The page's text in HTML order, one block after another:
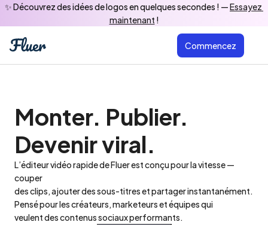
✨ Découvrez des idées de logos en quelques secondes ! — Essayez
maintenant !
Commencez
Monter. Publier.
Devenir viral.
L’éditeur vidéo rapide de Fluer est conçu pour la vitesse —
couper
des clips, ajouter des sous-titres et partager instantanément.
Pensé pour les créateurs, marketeurs et équipes qui
veulent des contenus sociaux performants.